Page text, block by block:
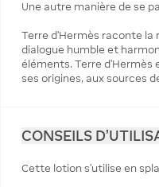
Une autre manière de se
Terre d’Hermès raconte la
dialogue humble et
éléments. Terre d’Hermès
ses origines, aux sources
CONSEILS
Cette lotion s’utilise en